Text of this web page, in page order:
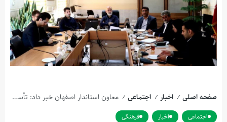
صفحه اصلی / اخبار / اجتماعی / معاون استاندار اصفهان خبر داد: تأسیس “انجمن تسهیلگران سفر اصفهان” با هدف جذب گردشگران خارجی و تقویت زیرساخت‌های گردشگری
اجتماعی اخبار فرهنگی